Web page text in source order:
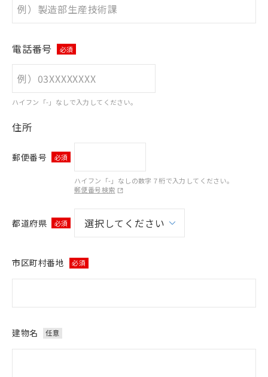
電話番号 必須
ハイフン「-」なしで入力してください。
住所
郵便番号 必須
ハイフン「-」なしの数字７桁で入力してください。
郵便番号検索
都道府県 必須
市区町村番地 必須
建物名 任意